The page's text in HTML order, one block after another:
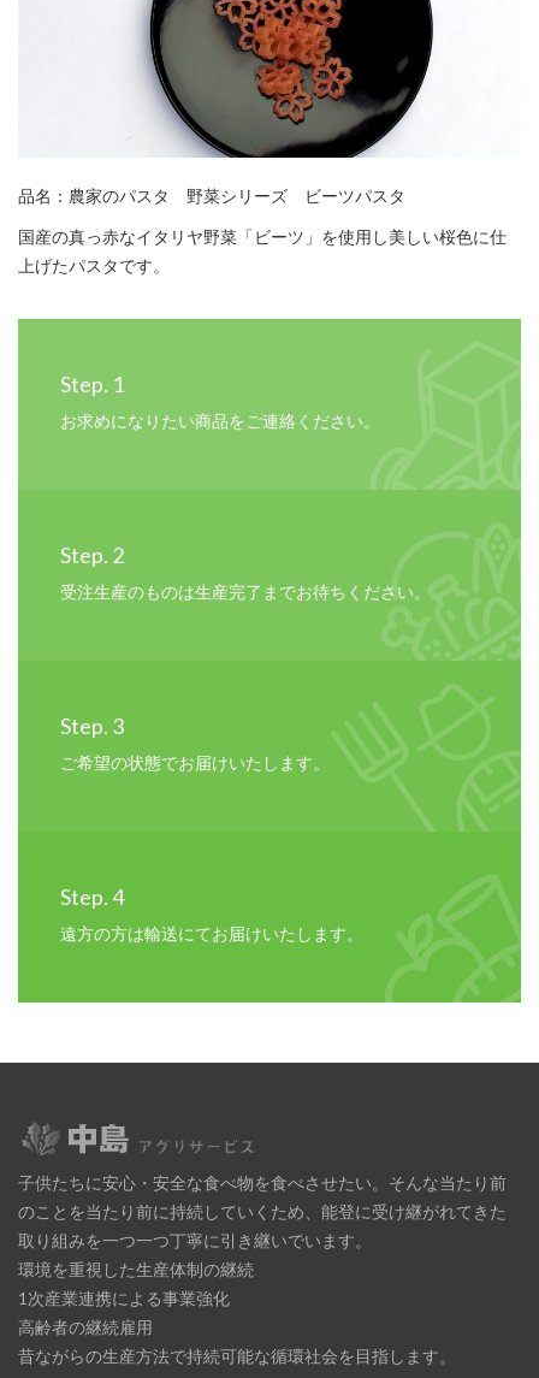
品名：農家のパスタ 野菜シリーズ ビーツパスタ
国産の真っ赤なイタリヤ野菜「ビーツ」を使用し美しい桜色に仕
上げたパスタです。
Step. 1
お求めになりたい商品をご連絡ください。
Step. 2
受注生産のものは生産完了までお待ちください。
Step. 3
ご希望の状態でお届けいたします。
Step. 4
遠方の方は輸送にてお届けいたします。
子供たちに安心・安全な食べ物を食べさせたい。そんな当たり前
のことを当たり前に持続していくため、能登に受け継がれてきた
取り組みを一つ一つ丁寧に引き継いでいます。
環境を重視した生産体制の継続
1次産業連携による事業強化
高齢者の継続雇用
昔ながらの生産方法で持続可能な循環社会を目指します。